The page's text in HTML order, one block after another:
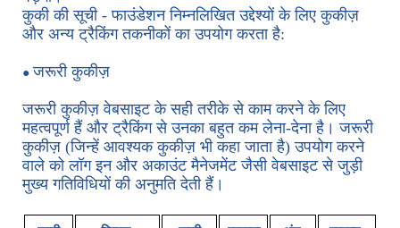
कुकी की सूची - फाउंडेशन निम्नलिखित उद्देश्यों के लिए कुकीज़
और अन्य ट्रैकिंग तकनीकों का उपयोग करता है:
● जरूरी कुकीज़
जरूरी कुकीज़ वेबसाइट के सही तरीके से काम करने के लिए
महत्वपूर्ण हैं और ट्रैकिंग से उनका बहुत कम लेना-देना है। जरूरी
कुकीज़ (जिन्हें आवश्यक कुकीज़ भी कहा जाता है) उपयोग करने
वाले को लॉग इन और अकाउंट मैनेजमेंट जैसी वेबसाइट से जुड़ी
मुख्य गतिविधियों की अनुमति देती हैं।